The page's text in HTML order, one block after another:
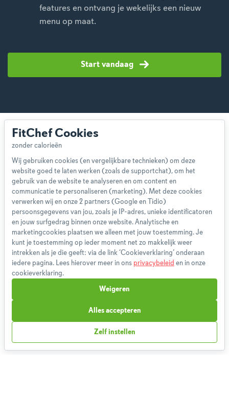
features en ontvang je wekelijks een nieuw
menu op maat.
Start vandaag
Over ons
Team
App
Blog
Disclaimer
Gebruikersvoorwaarden
Methodologie
Privacybeleid
Cookieverklaring
Betaalmethoden
Klachtenprocedure
Partnerprogramma
FitChef Cookies
Wij gebruiken cookies (en vergelijkbare technieken) om deze
website goed te laten werken (zoals de supportchat), om het
gebruik van de website te analyseren en om content en
communicatie te personaliseren (marketing). Met deze cookies
verwerken wij en onze 2 partners (Google en Tidio)
persoonsgegevens van jou, zoals je IP-adres, unieke identificatoren
en jouw surfgedrag binnen onze website. Analytische en
marketingcookies plaatsen we alleen met jouw toestemming. Je
kunt je toestemming op ieder moment net zo makkelijk weer
intrekken als je die geeft: via de link ‘Cookieverklaring’ onderaan
iedere pagina. Lees hierover meer in ons privacybeleid en in onze
cookieverklaring.
Zelf instellen
Weigeren
Alles accepteren